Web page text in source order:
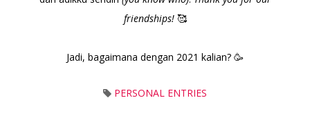
friendships!🥰
Jadi, bagaimana dengan 2021 kalian? 🥳
PERSONAL ENTRIES